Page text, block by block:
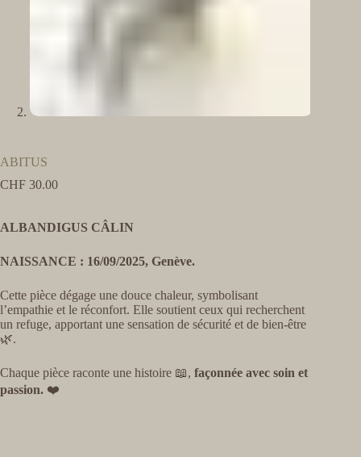
ABITUS
CHF 30.00
ALBANDIGUS CÂLIN
NAISSANCE : 16/09/2025, Genève.
Cette pièce dégage une douce chaleur, symbolisant
l’empathie et le réconfort. Elle soutient ceux qui recherchent
un refuge, apportant une sensation de sécurité et de bien-être
🌿.
Chaque pièce raconte une histoire 📖, façonnée avec soin et
passion. ❤️